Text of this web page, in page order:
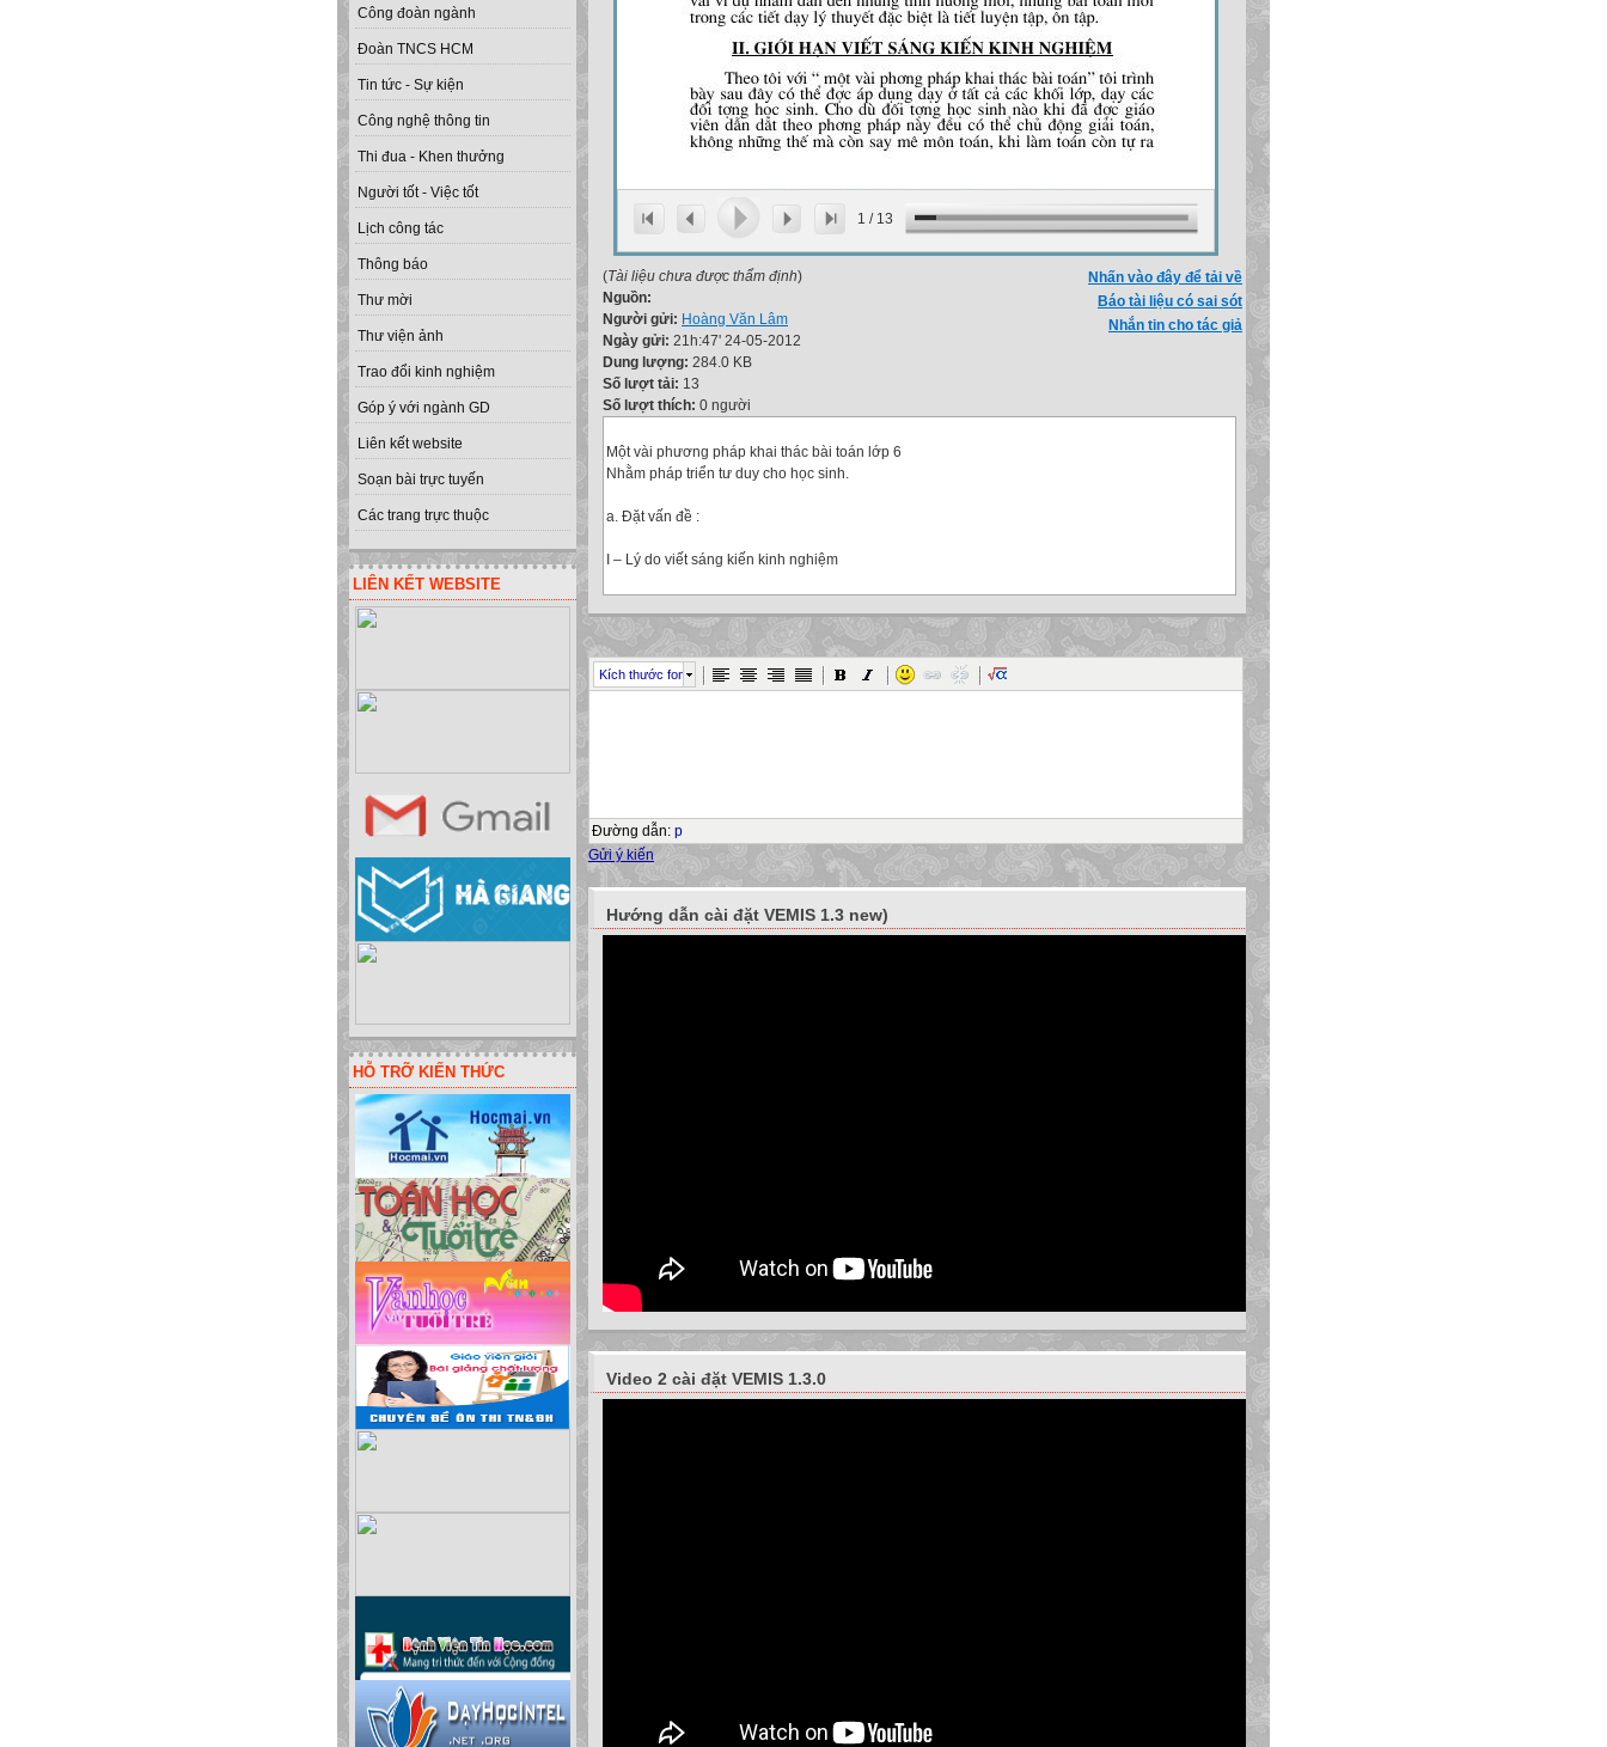
Công đoàn ngành
Đoàn TNCS HCM
Tin tức - Sự kiện
Công nghệ thông tin
Thi đua - Khen thưởng
Người tốt - Việc tốt
Lịch công tác
Thông báo
Thư mời
Thư viện ảnh
Trao đổi kinh nghiệm
Góp ý với ngành GD
Liên kết website
Soạn bài trực tuyến
Các trang trực thuộc
LIÊN KẾT WEBSITE
HỖ TRỠ KIẾN THỨC
1 / 13
Nhấn vào đây để tải về
Báo tài liệu có sai sót
Nhắn tin cho tác giả
(Tài liệu chưa được thẩm định)
Nguồn:
Người gửi: Hoàng Văn Lâm
Ngày gửi: 21h:47' 24-05-2012
Dung lượng: 284.0 KB
Số lượt tải: 13
Số lượt thích: 0 người
Một vài phương pháp khai thác bài toán lớp 6
Nhằm pháp triển tư duy cho học sinh.
a. Đặt vấn đề :
I – Lý do viết sáng kiến kinh nghiệm
hình tiên tiến đã đem lại kết quả cao cho công tác giảng dạy và giáo dục. Góp phần nâng cao
chất lượng giảng dạy cho giáo viên. Trong việc giảng dạy các môn học theo quy định của Bộ GD
& ĐT, môn học nào cũng quan trọng, nó có tác động và hỗ trợ lẫn nhau. Trong các môn học đó,
môn Toán là một môn học có vị trí quan trọng.
đã có.
Để làm được điều này người giáo viên phải tạo ra được cái mới từ những cái đã có bằng việc
đào sâu mở rộng khai thác một cách triệt để từ những cái ban đầu, có thể khó thì ta làm dễ đi để
đơn giản hoặc từ dễ ta tổng hợp lên để nó thích ứng được với từng đối tượng, hoặc tạo ra
những bài toán có nhiều tình huống gắn được với thực tế.
Để đáp ứng những yêu cầu trên sau đây là một vài phương pháp, vài ví dụ nhằm dẫn đến
Một vấn đề đặt ra là nên cấu tạo đề bài toán như thế nào ( với mục đích vận dụng kiến thức, rèn
luyện kĩ năng, kiểm tra năng lực toán học v.v..) để phù hợp phương pháp dạy học đổi mới theo
định hướng tích cực độc lập sáng tạo.
Câu trả lời đã trở nên dễ dàng nếu chúng ta xét hệ thống bài tập trong sách giáo khoa mới. ở
đây tô
Kích thước font
Đường dẫn: p
Gửi ý kiến
Hướng dẫn cài đặt VEMIS 1.3 new)
Video 2 cài đặt VEMIS 1.3.0